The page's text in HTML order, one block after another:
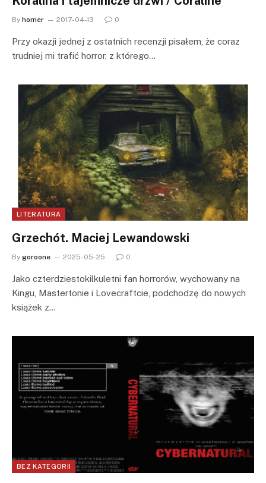
By homer 2017-04-13 0
Przy okazji jednej z ostatnich recenzji pisałem, że coraz
trudniej mi trafić horror, z którego…
LITERATURA
Grzechót. Maciej Lewandowski
By goroone 2025-05-25 0
Jako czterdziestokilkuletni fan horrorów, wychowany na
Kingu, Mastertonie i Lovecraftcie, podchodzę do nowych
książek z…
BEZ KATEGORII